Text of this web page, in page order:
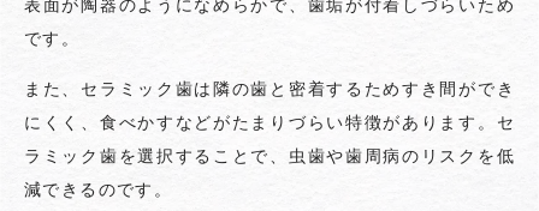
表面が陶器のようになめらかで、歯垢が付着しづらいため
です。
また、セラミック歯は隣の歯と密着するためすき間ができ
にくく、食べかすなどがたまりづらい特徴があります。セ
ラミック歯を選択することで、虫歯や歯周病のリスクを低
減できるのです。